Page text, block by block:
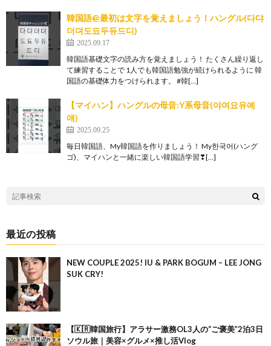
韓国語@最初は文字を覚えましょう！ハングル(다댜
더뎌도됴두듀드디)
2025.09.17
韓国語基礎文字の読み方を覚えましょう！ たくさん繰り返し
て練習することで 1人でも韓国語勉強が続けられるように 韓
国語の基礎体力をつけられます。 #韓[…]
【マイハン】ハングルの母音:Y系母音(야여요유예
얘)
2025.09.25
毎日韓国語、My韓国語を作りましょう！ My한국어(ハング
ゴ)、マイハンと一緒に楽しい韓国語学習❣[…]
最近の投稿
NEW COUPLE 2025! IU & PARK BOGUM – LEE JONG
SUK CRY!
【🇰🇷韓国旅行】アラサー激務OL3人の“ご褒美”2泊3日
ソウル旅｜美容×グルメ×推し活Vlog